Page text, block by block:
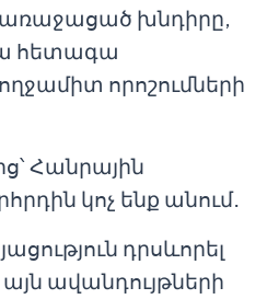
առաջացած խնդիրը,
հետագա
որոշումների
Հանրային
կոչ ենք անում․
դրսևորել
այն ավանդույթների